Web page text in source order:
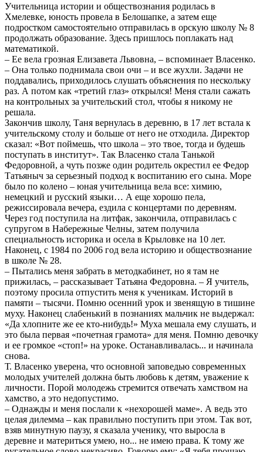
Учительница истории и обществознания родилась в
Хмелевке, юность провела в Белошапке, а затем еще
подростком самостоятельно отправилась в орскую школу № 8
продолжать образование. Здесь пришлось поплакать над
математикой.
– Ее вела грозная Елизавета Львовна, – вспоминает Власенко.
– Она только поднимала свои очи – и все жухли. Задачи не
поддавались, приходилось слушать объяснения по нескольку
раз. А потом как «третий глаз» открылся! Меня стали сажать
на контрольных за учительский стол, чтобы я никому не
решала.
Закончив школу, Таня вернулась в деревню, в 17 лет встала к
учительскому столу и больше от него не отходила. Директор
сказал: «Вот поймешь, что школа – это твое, тогда и будешь
поступать в институт». Так Власенко стала Танькой
Федоровной, а чуть позже один родитель окрестил ее Федор
Татьяныч за серьезный подход к воспитанию его сына. Море
было по колено – юная учительница вела все: химию,
немецкий и русский языки… А еще хорошо пела,
режиссировала вечера, ездила с концертами по деревням.
Через год поступила на литфак, закончила, отправилась с
супругом в Набережные Челны, затем получила
специальность историка и осела в Крыловке на 10 лет.
Наконец, с 1984 по 2006 год вела историю и обществознание
в школе № 28.
– Пытались меня забрать в методкабинет, но я там не
прижилась, – рассказывает Татьяна Федоровна. – Я учитель,
поэтому просила отпустить меня к ученикам. Историй в
памяти – тысячи. Помню осенний урок и звенящую в тишине
муху. Наконец слабенький в познаниях мальчик не выдержал:
«Да хлопните же ее кто-нибудь!» Муха мешала ему слушать, и
это была первая «почетная грамота» для меня. Помню девочку
и ее громкое «стоп!» на уроке. Останавливалась... и начинала
снова.
Т. Власенко уверена, что основной заповедью современных
молодых учителей должна быть любовь к детям, уважение к
личности. Порой молодежь стремится отвечать хамством на
хамство, а это недопустимо.
– Однажды и меня послали к «нехорошей маме». А ведь это
целая дилемма – как правильно поступить при этом. Так вот,
взяв минутную паузу, я сказала ученику, что выросла в
деревне и материться умею, но... не имею права. К тому же